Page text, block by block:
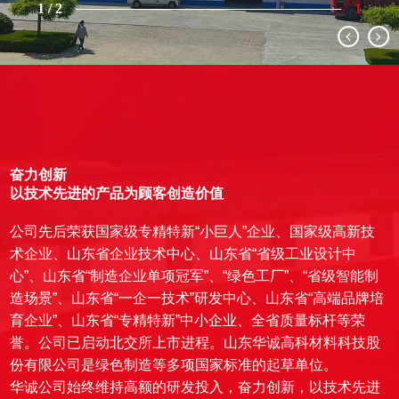
2 / 2 2
奋力创新
以技术先进的产品为顾客创造价值
公司先后荣获国家级专精特新“小巨人”企业、国家级高新技
术企业、 山东省企业技术中心、 山东省“省级工业设计中
心”、山东省“制造企业单项冠军”、“绿色工厂”、“省级智能制
造场景”、山东省“一企一技术”研发中心、山东省“高端品牌培
育企业”、山东省“专精特新”中小企业、全省质量标杆等荣
誉。公司已启动北交所上市进程。山东华诚高科材料科技股
份有限公司是绿色制造等多项国家标准的起草单位。
华诚公司始终维持高额的研发投入，奋力创新，以技术先进